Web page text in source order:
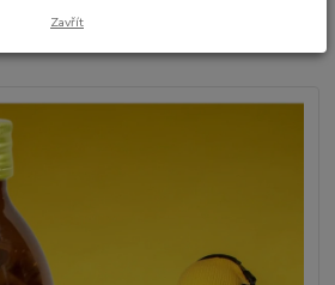
Zavřít